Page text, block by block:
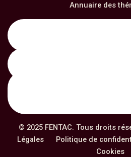
Annuaire des
© 2025 FENTAC. Tous droits
Légales
Politique de
Cookies